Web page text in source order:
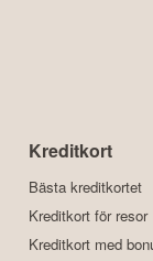
Kreditkort
Bästa kreditkortet
Kreditkort för resor
Kreditkort med